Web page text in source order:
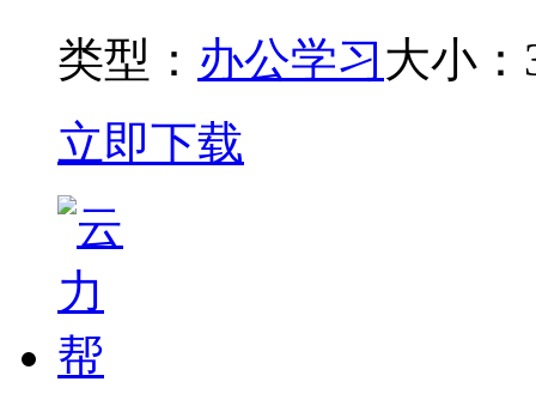
类型： 办公学习大小：
立即下载